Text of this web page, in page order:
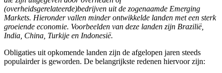
(overheidsgerelateerde)bedrijven uit de zogenaamde Emerging
Markets. Hieronder vallen minder ontwikkelde landen met een sterk
groeiende economie. Voorbeelden van deze landen zijn Brazilië,
India, China, Turkije en Indonesië.
Obligaties uit opkomende landen zijn de afgelopen jaren steeds
populairder is geworden. De belangrijkste redenen hiervoor zijn: